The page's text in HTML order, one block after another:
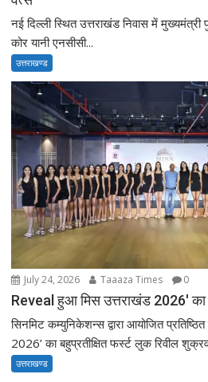
नई दिल्ली स्थित उत्तराखंड निवास में मुख्यमंत्री
कोर यानी एनसीसी...
उत्तराखण्ड
July 24, 2026 Taaaza Times 0
Reveal हुआ मिस उत्तराखंड 2026′
सिनमिट कम्युनिकेशन्स द्वारा आयोजित
2026’ का बहुप्रतीक्षित फर्स्ट लुक रिवील
उत्तराखण्ड